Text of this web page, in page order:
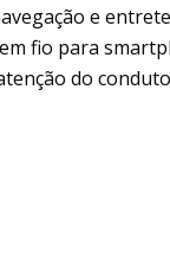
e
fio para
do